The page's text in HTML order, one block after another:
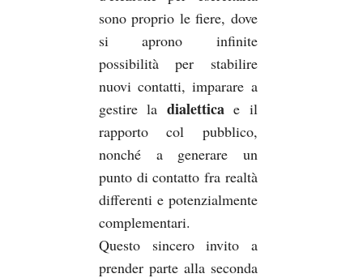
sono proprio le fiere, dove
si aprono infinite
possibilità per stabilire
nuovi contatti, imparare a
gestire la dialetticae il
rapporto col pubblico,
nonché a generare un
punto di contatto fra realtà
differenti e potenzialmente
complementari.
Questo sincero invito a
prender parte alla seconda